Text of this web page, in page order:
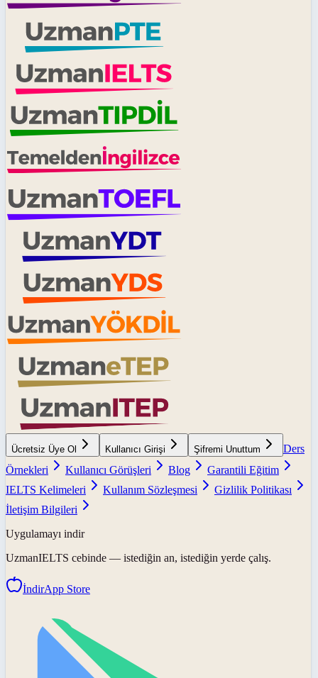
Ücretsiz Üye Ol Kullanıcı Girişi Şifremi Unuttum
Ders
Örnekleri
Kullanıcı Görüşleri Blog
Garantili Eğitim
IELTS Kelimeleri
Kullanım Sözleşmesi
Gizlilik Politikası
İletişim Bilgileri
Uygulamayı indir
UzmanIELTS cebinde — istediğin an, istediğin yerde çalış.
İndirApp Store